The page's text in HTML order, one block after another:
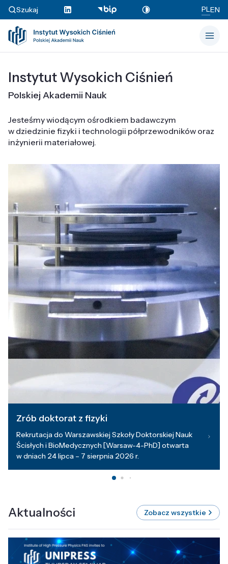
Szukaj PLEN
Instytut Wysokich Ciśnień
Polskiej Akademii Nauk
Jesteśmy wiodącym ośrodkiem badawczym
w dziedzinie fizyki i technologii półprzewodników oraz
inżynierii materiałowej.
Zrób doktorat z fizyki
Rekrutacja do Warszawskiej Szkoły Doktorskiej Nauk
Ścisłych i BioMedycznych [Warsaw-4-PhD] otwarta
w dniach 24 lipca – 7 sierpnia 2026 r.
Aktualności Zobacz wszystkie